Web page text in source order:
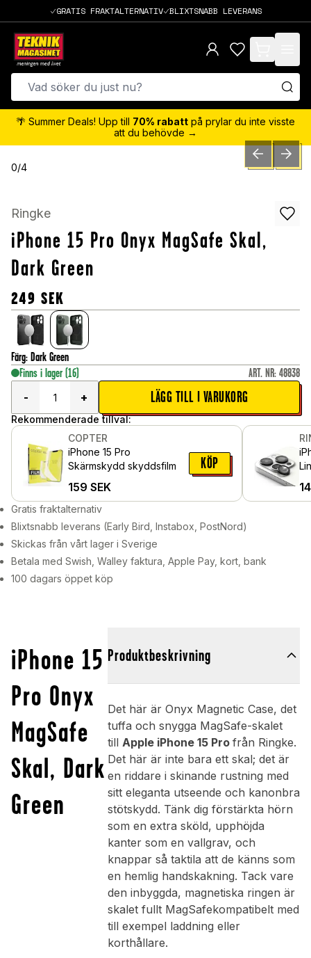
GRATIS FRAKTALTERNATIV BLIXTSNABB LEVERANS
items in cart,
🌴 Summer Deals! Upp till 70% rabatt på prylar du inte visste
att du behövde →
0/4 PREVIOUSNEXT
Ringke
iPhone 15 Pro Onyx MagSafe Skal,
Dark Green
249 SEK
Färg: Dark Green
Finns i lager (16) ART. NR: 48838
-
+ LÄGG TILL I VARUKORG
Rekommenderade tillval:
COPTER
iPhone 15 Pro
Skärmskydd skyddsfilm
159 SEK
KÖP
Gratis fraktalternativ
Blixtsnabb leverans (Early Bird, Instabox, PostNord)
Skickas från vårt lager i Sverige
Betala med Swish, Walley faktura, Apple Pay, kort, bank
100 dagars öppet köp
iPhone 15
Pro Onyx
MagSafe
Skal, Dark
Green
Produktbeskrivning
Det här är Onyx Magnetic Case, det
tuffa och snygga MagSafe-skalet
till Apple iPhone 15 Pro från Ringke.
Det här är inte bara ett skal; det är
en riddare i skinande rustning med
sitt eleganta utseende och kanonbra
stötskydd. Tänk dig förstärkta hörn
som en extra sköld, upphöjda
kanter som en vallgrav, och
knappar så taktila att de känns som
en hemlig handskakning. Tack vare
den inbyggda, magnetiska ringen är
skalet fullt MagSafekompatibelt med
till exempel laddning eller
korthållare.